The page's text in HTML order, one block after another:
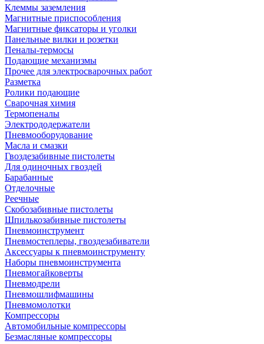
Клеммы заземления
Магнитные приспособления
Магнитные фиксаторы и уголки
Панельные вилки и розетки
Пеналы-термосы
Подающие механизмы
Прочее для электросварочных работ
Разметка
Ролики подающие
Сварочная химия
Термопеналы
Электрододержатели
Пневмооборудование
Масла и смазки
Гвоздезабивные пистолеты
Для одиночных гвоздей
Барабанные
Отделочные
Реечные
Скобозабивные пистолеты
Шпилькозабивные пистолеты
Пневмоинструмент
Пневмостеплеры, гвоздезабиватели
Аксессуары к пневмоинструменту
Наборы пневмоинструмента
Пневмогайковерты
Пневмодрели
Пневмошлифмашины
Пневмомолотки
Компрессоры
Автомобильные компрессоры
Безмасляные компрессоры